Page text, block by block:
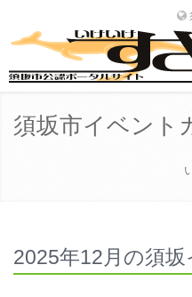
須坂市イベント
2025年12月の須